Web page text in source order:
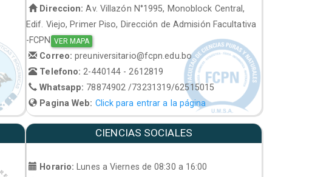
Direccion: Av. Villazón N°1995, Monoblock Central,
Edif. Viejo, Primer Piso, Dirección de Admisión Facultativa
-FCPN VER MAPA
Correo:preuniversitario@fcpn.edu.bo
Telefono:2-440144 - 2612819
Whatsapp: 78874902 /73231319/62515015
Pagina Web: Click para entrar a la página
CIENCIAS SOCIALES
Horario:
Lunes a Viernes de 08:30 a 16:00